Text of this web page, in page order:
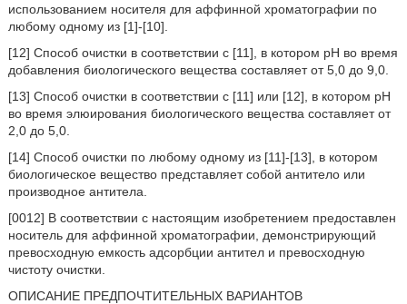
использованием носителя для аффинной хроматографии по
любому одному из [1]-[10].
[12] Способ очистки в соответствии с [11], в котором pH во время
добавления биологического вещества составляет от 5,0 до 9,0.
[13] Способ очистки в соответствии с [11] или [12], в котором pH
во время элюирования биологического вещества составляет от
2,0 до 5,0.
[14] Способ очистки по любому одному из [11]-[13], в котором
биологическое вещество представляет собой антитело или
производное антитела.
[0012] В соответствии с настоящим изобретением предоставлен
носитель для аффинной хроматографии, демонстрирующий
превосходную емкость адсорбции антител и превосходную
чистоту очистки.
ОПИСАНИЕ ПРЕДПОЧТИТЕЛЬНЫХ ВАРИАНТОВ